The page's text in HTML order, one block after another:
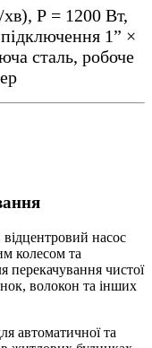
Р = 1200 Вт,
1” ×
сталь, робоче
насос
колесом та
перекачування чистої
волокон та інших
автоматичної та